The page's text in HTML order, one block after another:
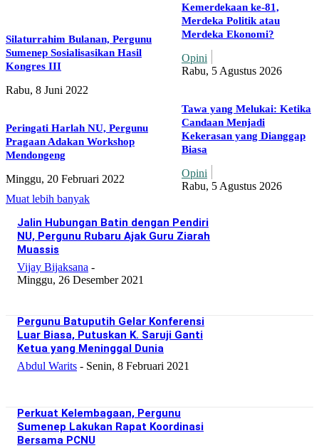
Silaturrahim Bulanan, Pergunu
Sumenep Sosialisasikan Hasil
Kongres III
Rabu, 8 Juni 2022
Peringati Harlah NU, Pergunu
Pragaan Adakan Workshop
Mendongeng
Minggu, 20 Februari 2022
Kemerdekaan ke-81,
Merdeka Politik atau
Merdeka Ekonomi?
Opini
Rabu, 5 Agustus 2026
Tawa yang Melukai: Ketika
Candaan Menjadi
Kekerasan yang Dianggap
Biasa
Opini
Rabu, 5 Agustus 2026
Muat lebih banyak
Jalin Hubungan Batin dengan Pendiri
NU, Pergunu Rubaru Ajak Guru Ziarah
Muassis
Vijay Bijaksana -
Minggu, 26 Desember 2021
Pergunu Batuputih Gelar Konferensi
Luar Biasa, Putuskan K. Saruji Ganti
Ketua yang Meninggal Dunia
Abdul Warits - Senin, 8 Februari 2021
Perkuat Kelembagaan, Pergunu
Sumenep Lakukan Rapat Koordinasi
Bersama PCNU